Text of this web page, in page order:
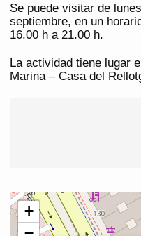
Se puede visitar de
septiembre, en un
16.00 h a 21.00 h.
La actividad tiene lugar
Marina – Casa del